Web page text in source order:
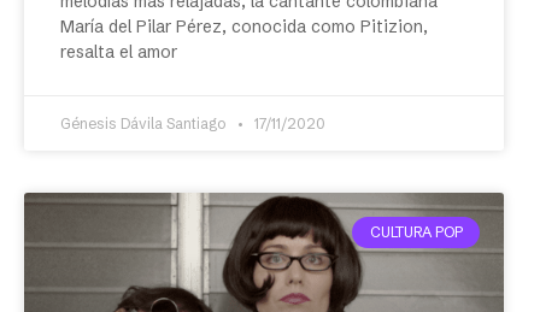
María del Pilar Pérez, conocida como Pitizion,
resalta el amor
Génesis Dávila Santiago 17/11/2020
CULTURA POP